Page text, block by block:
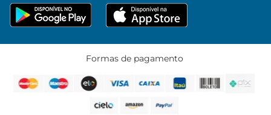
Formas de pagamento